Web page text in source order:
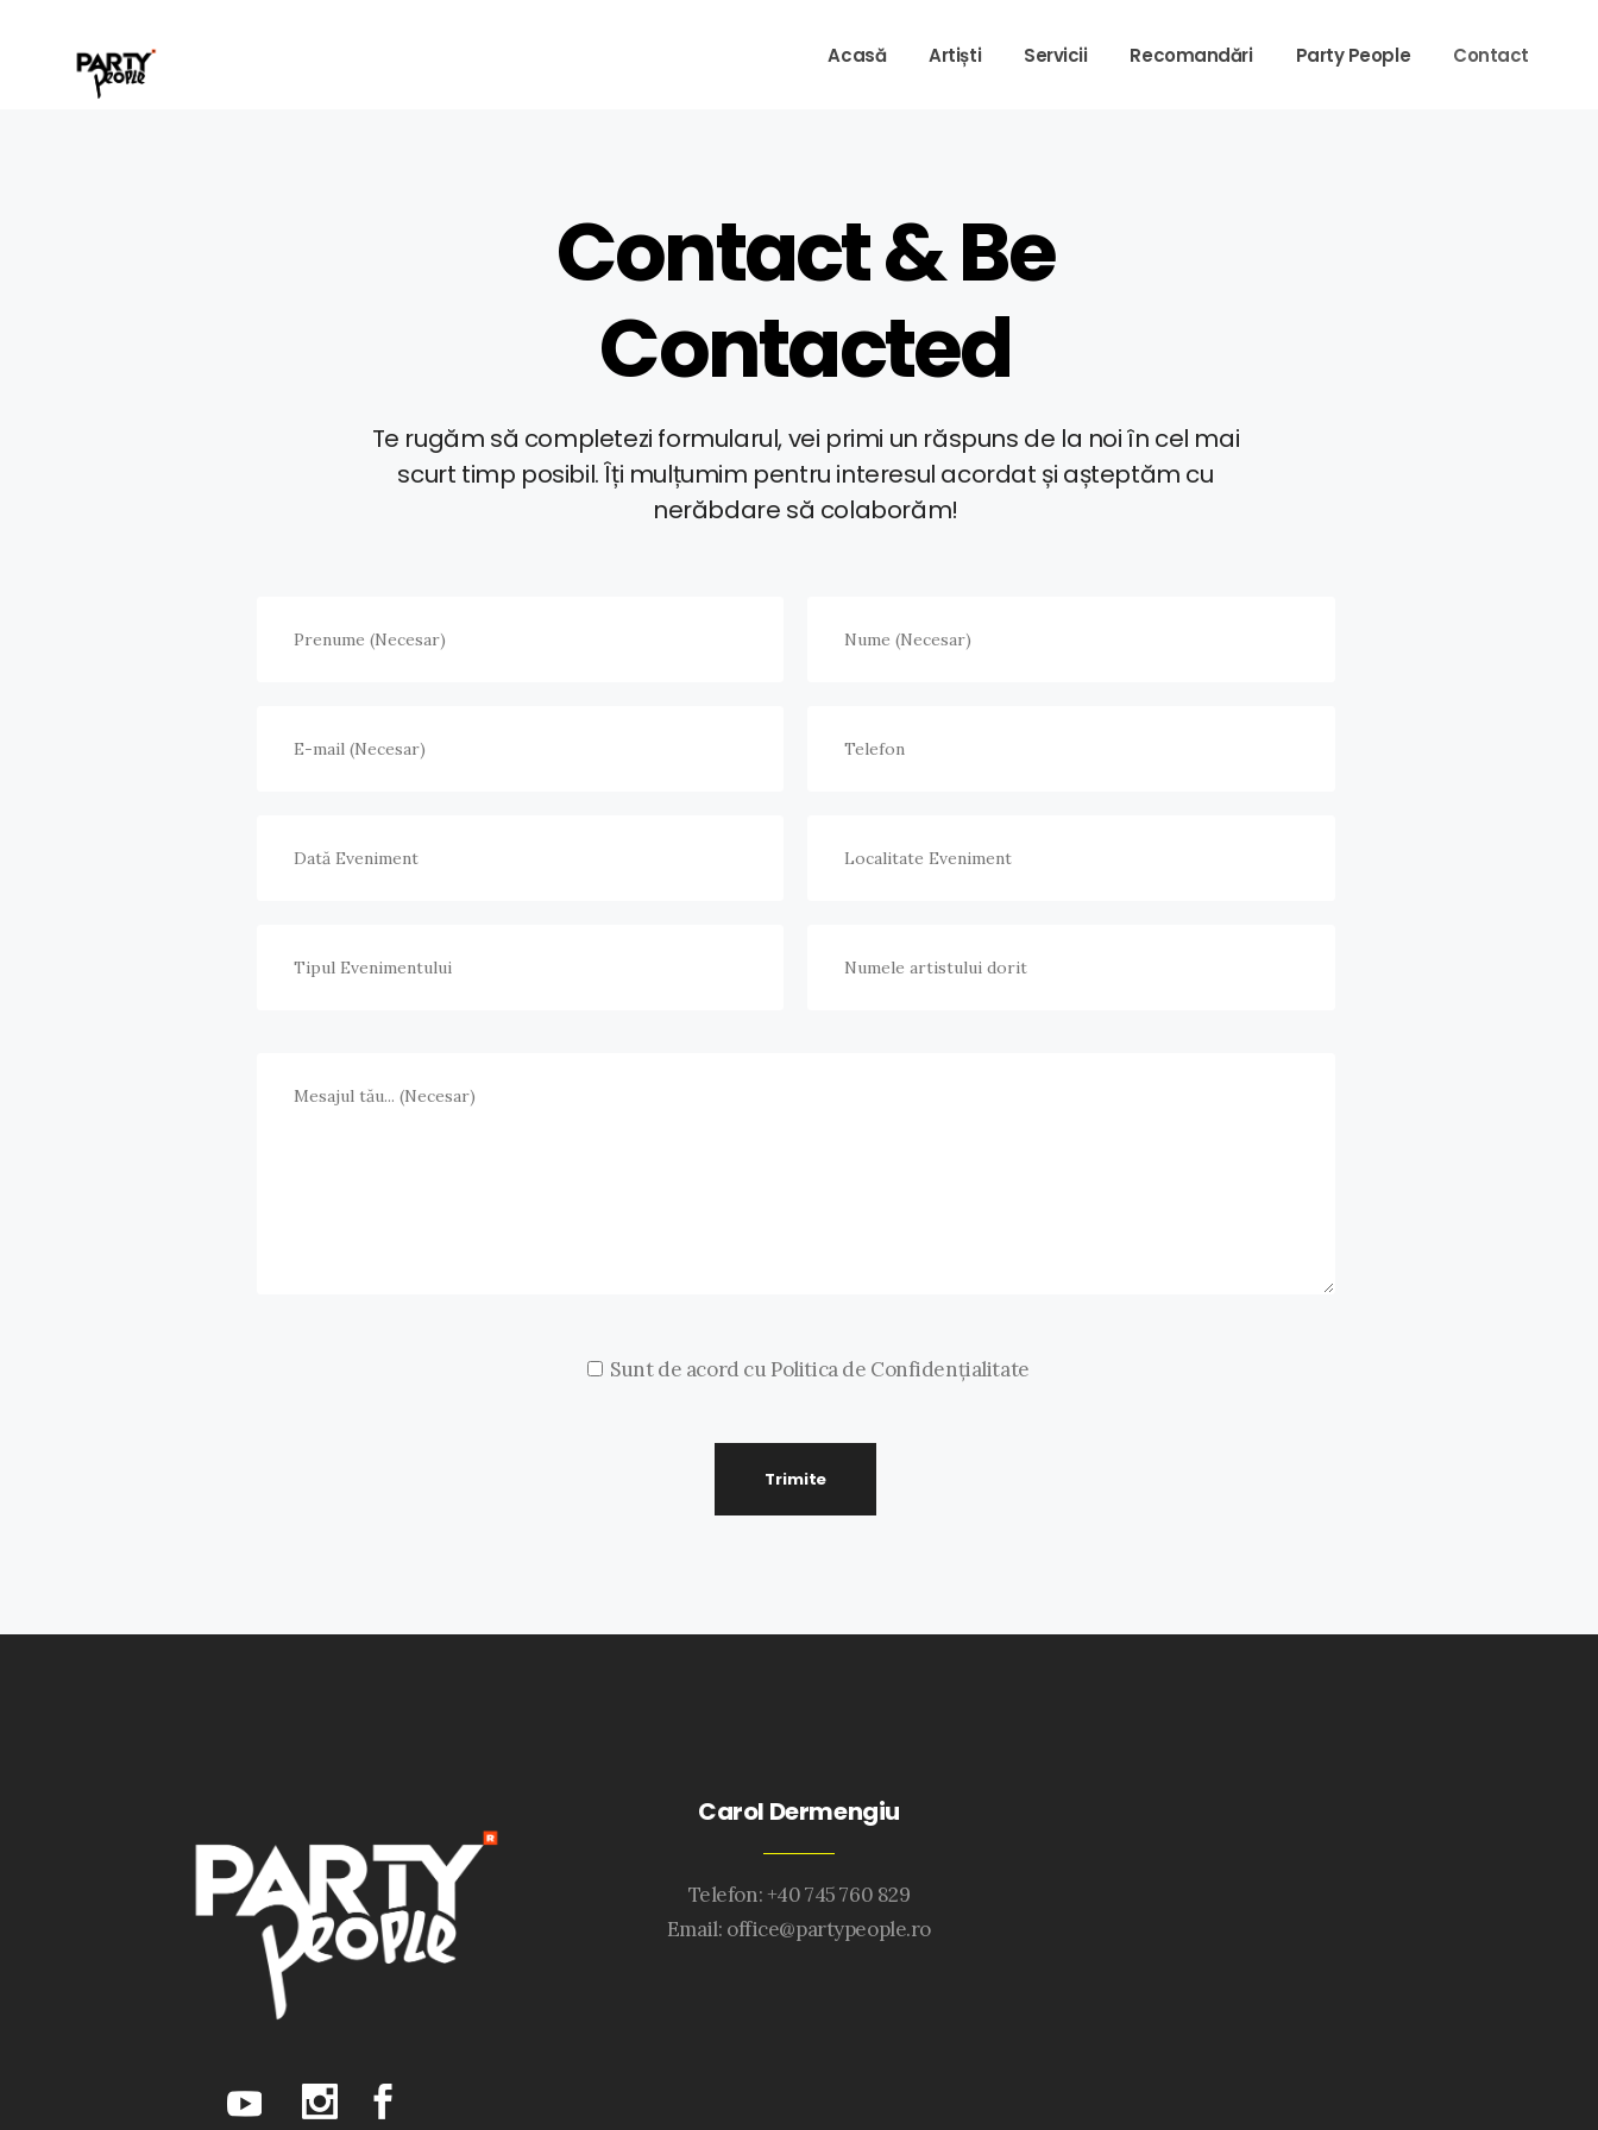
Acasă Artiști Servicii Recomandări Party People Contact
Contact & Be
Contacted
Te rugăm să completezi formularul, vei primi un răspuns de la noi în cel mai
scurt timp posibil. Îți mulțumim pentru interesul acordat și așteptăm cu
nerăbdare să colaborăm!
Sunt de acord cu Politica de Confidențialitate
Carol Dermengiu
Telefon: +40 745 760 829
Email: office@partypeople.ro